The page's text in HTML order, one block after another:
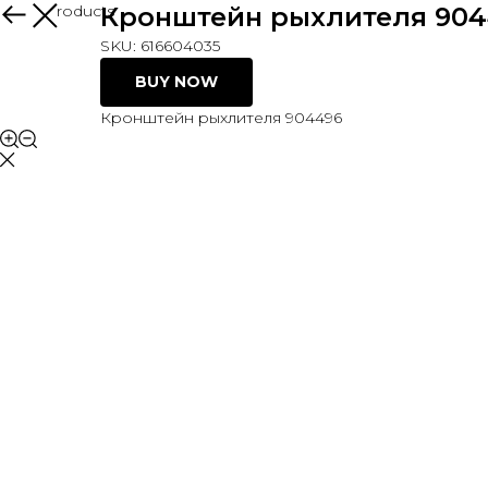
More productsКронштейн рыхлителя
SKU: 616604035
BUY NOW
Кронштейн рыхлителя 904496